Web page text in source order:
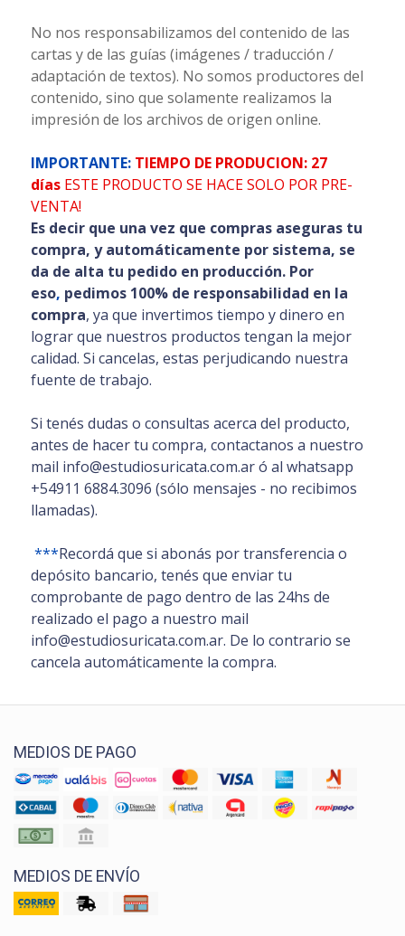
No nos responsabilizamos del contenido de las
cartas y de las guías (imágenes / traducción /
adaptación de textos). No somos productores del
contenido, sino que solamente realizamos la
impresión de los archivos de origen online.
IMPORTANTE: TIEMPO DE PRODUCION: 27
días ESTE PRODUCTO SE HACE SOLO POR PRE-
VENTA!
Es decir que una vez que compras aseguras tu
compra, y automáticamente por sistema, se
da de alta tu pedido en producción. Por
eso, pedimos 100% de responsabilidad en la
compra, ya que invertimos tiempo y dinero en
lograr que nuestros productos tengan la mejor
calidad. Si cancelas, estas perjudicando nuestra
fuente de trabajo.
Si tenés dudas o consultas acerca del producto,
antes de hacer tu compra, contactanos a nuestro
mail info@estudiosuricata.com.ar ó al whatsapp
+54911 6884.3096 (sólo mensajes - no recibimos
llamadas).
***Recordá que si abonás por transferencia o
depósito bancario, tenés que enviar tu
comprobante de pago dentro de las 24hs de
realizado el pago a nuestro mail
info@estudiosuricata.com.ar. De lo contrario se
cancela automáticamente la compra.
MEDIOS DE PAGO
MEDIOS DE ENVÍO